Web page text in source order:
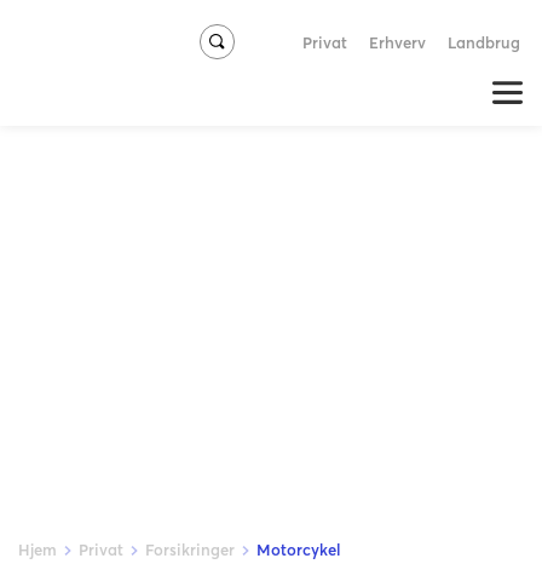
Privat Erhverv Landbrug
Hjem Privat Forsikringer Motorcykel